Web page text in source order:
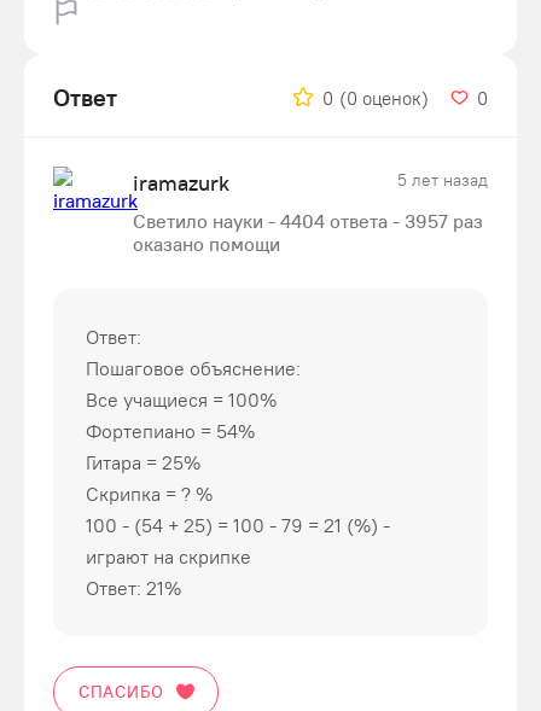
Ответ 0 (0 оценок) 0
iramazurk 5 лет назад
Светило науки - 4404 ответа - 3957 раз
оказано помощи
Ответ:
Пошаговое объяснение:
Все учащиеся = 100%
Фортепиано = 54%
Гитара = 25%
Скрипка = ? %
100 - (54 + 25) = 100 - 79 = 21 (%) -
играют на скрипке
Ответ: 21%
СПАСИБО